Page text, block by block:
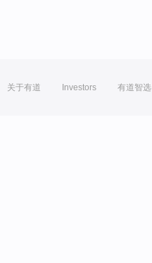
关于有道 Investors 有道智选